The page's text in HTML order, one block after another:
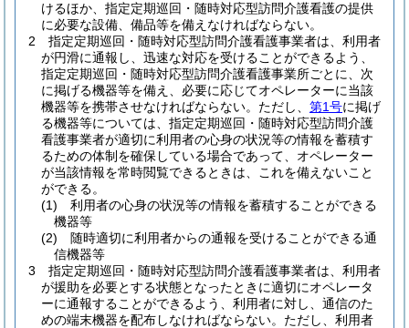
けるほか、指定定期巡回・随時対応型訪問介護看護の提供
に必要な設備、備品等を備えなければならない。
2
指定定期巡回・随時対応型訪問介護看護事業者は、利用者
が円滑に通報し、迅速な対応を受けることができるよう、
指定定期巡回・随時対応型訪問介護看護事業所ごとに、次
に掲げる機器等を備え、必要に応じてオペレーターに当該
機器等を携帯させなければならない。 ただし、 第1号に掲げ
る機器等については、指定定期巡回・随時対応型訪問介護
看護事業者が適切に利用者の心身の状況等の情報を蓄積す
るための体制を確保している場合であって、オペレーター
が当該情報を常時閲覧できるときは、これを備えないこと
ができる。
(1)
利用者の心身の状況等の情報を蓄積することができる
機器等
(2)
随時適切に利用者からの通報を受けることができる通
信機器等
3
指定定期巡回・随時対応型訪問介護看護事業者は、利用者
が援助を必要とする状態となったときに適切にオペレータ
ーに通報することができるよう、利用者に対し、通信のた
めの端末機器を配布しなければならない。 ただし、利用者